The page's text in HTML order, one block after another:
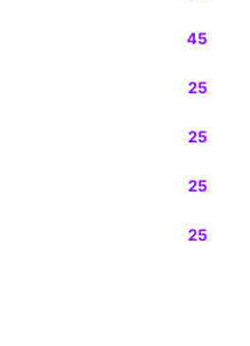
45
25
25
25
25